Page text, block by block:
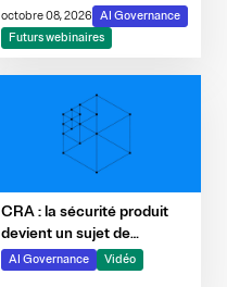
vie de l’IA
octobre 08, 2026
AI Governance
Futurs webinaires
CRA : la sécurité produit
devient un sujet de
gouvernance
AI Governance Vidéo